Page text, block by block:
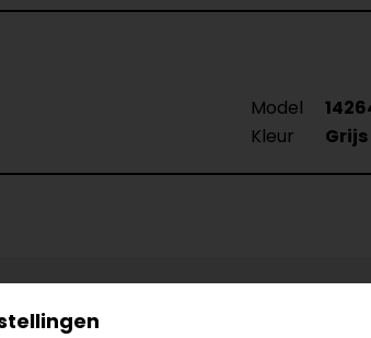
Model
Kleur Grijs